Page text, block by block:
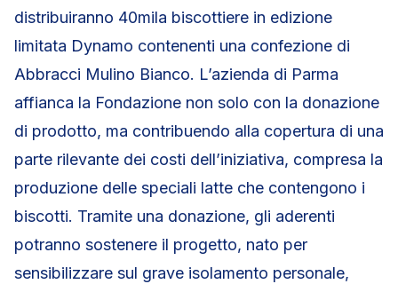
distribuiranno 40mila biscottiere in edizione
limitata Dynamo contenenti una confezione di
Abbracci Mulino Bianco. L’azienda di Parma
affianca la Fondazione non solo con la donazione
di prodotto, ma contribuendo alla copertura di una
parte rilevante dei costi dell’iniziativa, compresa la
produzione delle speciali latte che contengono i
biscotti. Tramite una donazione, gli aderenti
potranno sostenere il progetto, nato per
sensibilizzare sul grave isolamento personale,